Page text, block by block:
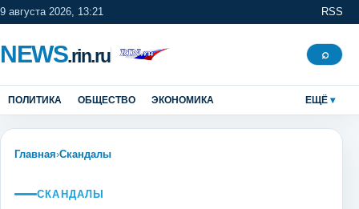
9 августа 2026, 13:21 RSS
NEWS.rin.ru Поиск
⌕
ПОЛИТИКА ОБЩЕСТВО ЭКОНОМИКА ЕЩЁ
Главная›Скандалы
СКАНДАЛЫ